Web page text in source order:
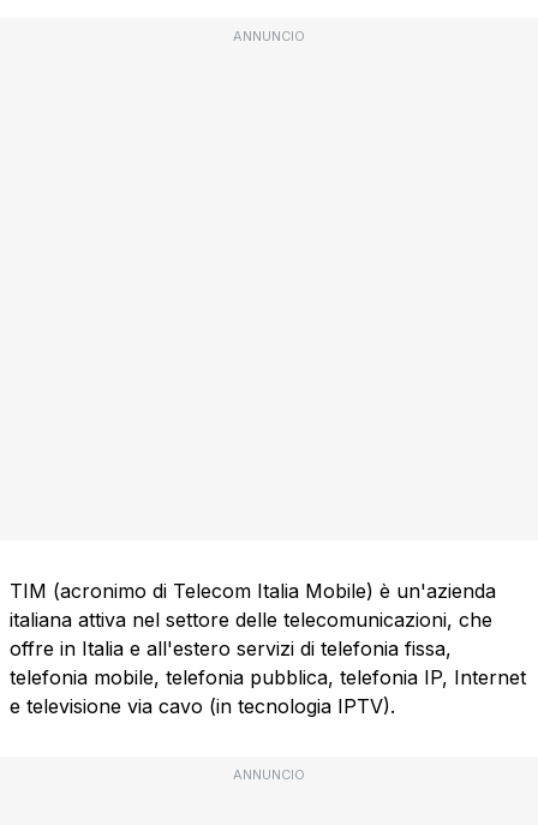
ANNUNCIO
TIM (acronimo di Telecom Italia Mobile) è un'azienda
italiana attiva nel settore delle telecomunicazioni, che
offre in Italia e all'estero servizi di telefonia fissa,
telefonia mobile, telefonia pubblica, telefonia IP, Internet
e televisione via cavo (in tecnologia IPTV).
ANNUNCIO